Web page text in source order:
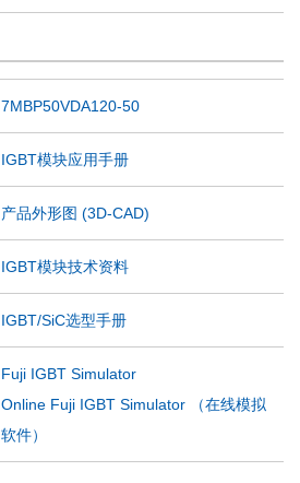
7MBP50VDA120-50
IGBT模块应用手册
产品外形图 (3D-CAD)
IGBT模块技术资料
IGBT/SiC选型手册
Fuji IGBT Simulator
Online Fuji IGBT Simulator （在线模拟
软件）